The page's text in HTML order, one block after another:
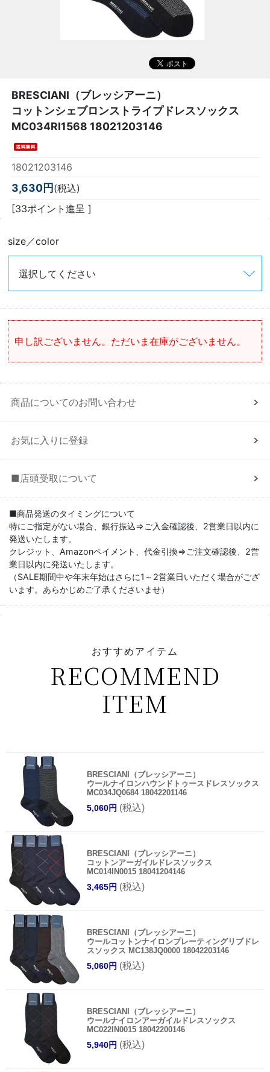
BRESCIANI（ブレッシアーニ）
コットンシェブロンストライプドレスソックス
MC034RI1568 18021203146
18021203146
3,630円(税込)
[33ポイント進呈 ]
size／color
申し訳ございません。ただいま在庫がございません。
商品についてのお問い合わせ
お気に入りに登録
■店頭受取について
■商品発送のタイミングについて
特にご指定がない場合、銀行振込⇒ご入金確認後、2営業日以内に
発送いたします。
クレジット、Amazonペイメント、代金引換⇒ご注文確認後、2営
業日以内に発送いたします。
（SALE期間中や年末年始はさらに1～2営業日いただく場合がござ
います。あらかじめご了承くださいませ）
おすすめアイテム
RECOMMEND
ITEM
BRESCIANI（ブレッシアーニ）
ウールナイロンハウンドトゥースドレスソックス
MC034JQ0684 18042201146
5,060円 (税込)
BRESCIANI（ブレッシアーニ）
コットンアーガイルドレスソックス
MC014IN0015 18041204146
3,465円 (税込)
BRESCIANI（ブレッシアーニ）
ウールコットンナイロンプレーティングリブドレ
スソックス MC138JQ0000 18042203146
5,060円 (税込)
BRESCIANI（ブレッシアーニ）
ウールナイロンアーガイルドレスソックス
MC022IN0015 18042200146
5,940円 (税込)